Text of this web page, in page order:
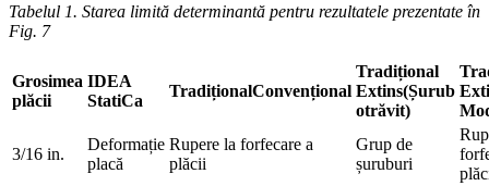
Tabelul 1. Starea limită determinantă pentru rezultatele prezentate în
Fig. 7
Grosimea
plăcii
IDEA
StatiCa
TradiționalConvențional
Tradițional
Extins(Șurub
otrăvit)
3/16 in.
Deformație
placă
Rupere la forfecare a
plăcii
Grup de
șuruburi